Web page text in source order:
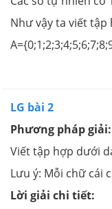
Như vậy ta viết tập
LG bài 2
Phương pháp giải:
Viết tập hợp dưới
Lưu ý: Mỗi chữ cái
Lời giải chi tiết: